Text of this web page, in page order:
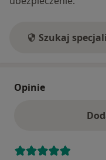
Szukaj
Opinie